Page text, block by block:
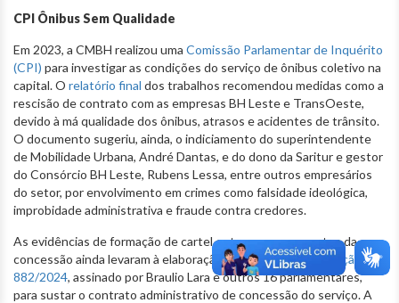
CPI Ônibus Sem Qualidade
Em 2023, a CMBH realizou uma Comissão Parlamentar de Inquérito
(CPI) para investigar as condições do serviço de ônibus coletivo na
capital. O relatório final dos trabalhos recomendou medidas como a
rescisão de contrato com as empresas BH Leste e TransOeste,
devido à má qualidade dos ônibus, atrasos e acidentes de trânsito.
O documento sugeriu, ainda, o indiciamento do superintendente
de Mobilidade Urbana, André Dantas, e do dono da Saritur e gestor
do Consórcio BH Leste, Rubens Lessa, entre outros empresários
do setor, por envolvimento em crimes como falsidade ideológica,
improbidade administrativa e fraude contra credores.
As evidências de formação de cartel entre os concorrentes da
concessão ainda levaram à elaboração doProjeto de Resolução
882/2024, assinado por Braulio Lara e outros 16 parlamentares,
para sustar o contrato administrativo de concessão do serviço. A